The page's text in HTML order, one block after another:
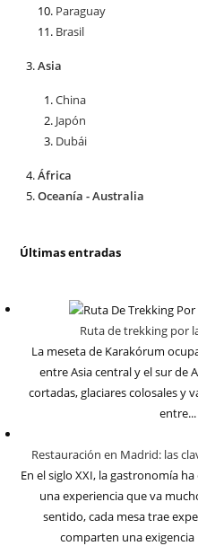
Paraguay
Brasil
Asia
China
Japón
Dubái
África
Oceanía - Australia
Últimas entradas
Ruta de trekking por
La meseta de Karakórum
entre Asia central y el sur de
cortadas, glaciares colosales y
entre...
Restauración en Madrid: las
En el siglo XXI, la gastronomía
una experiencia que va
sentido, cada mesa trae
comparten una exigencia